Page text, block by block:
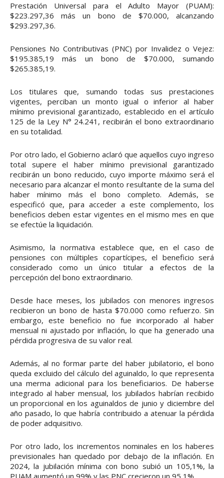
Prestación Universal para el Adulto Mayor (PUAM):
$223.297,36 más un bono de $70.000, alcanzando
$293.297,36.
Pensiones No Contributivas (PNC) por Invalidez o Vejez:
$195.385,19 más un bono de $70.000, sumando
$265.385,19.
Los titulares que, sumando todas sus prestaciones
vigentes, perciban un monto igual o inferior al haber
mínimo previsional garantizado, establecido en el artículo
125 de la Ley N° 24.241, recibirán el bono extraordinario
en su totalidad.
Por otro lado, el Gobierno aclaró que aquellos cuyo ingreso
total supere el haber mínimo previsional garantizado
recibirán un bono reducido, cuyo importe máximo será el
necesario para alcanzar el monto resultante de la suma del
haber mínimo más el bono completo. Además, se
especificó que, para acceder a este complemento, los
beneficios deben estar vigentes en el mismo mes en que
se efectúe la liquidación.
Asimismo, la normativa establece que, en el caso de
pensiones con múltiples copartícipes, el beneficio será
considerado como un único titular a efectos de la
percepción del bono extraordinario.
Desde hace meses, los jubilados con menores ingresos
recibieron un bono de hasta $70.000 como refuerzo. Sin
embargo, este beneficio no fue incorporado al haber
mensual ni ajustado por inflación, lo que ha generado una
pérdida progresiva de su valor real.
Además, al no formar parte del haber jubilatorio, el bono
queda excluido del cálculo del aguinaldo, lo que representa
una merma adicional para los beneficiarios. De haberse
integrado al haber mensual, los jubilados habrían recibido
un proporcional en los aguinaldos de junio y diciembre del
año pasado, lo que habría contribuido a atenuar la pérdida
de poder adquisitivo.
Por otro lado, los incrementos nominales en los haberes
previsionales han quedado por debajo de la inflación. En
2024, la jubilación mínima con bono subió un 105,1%, la